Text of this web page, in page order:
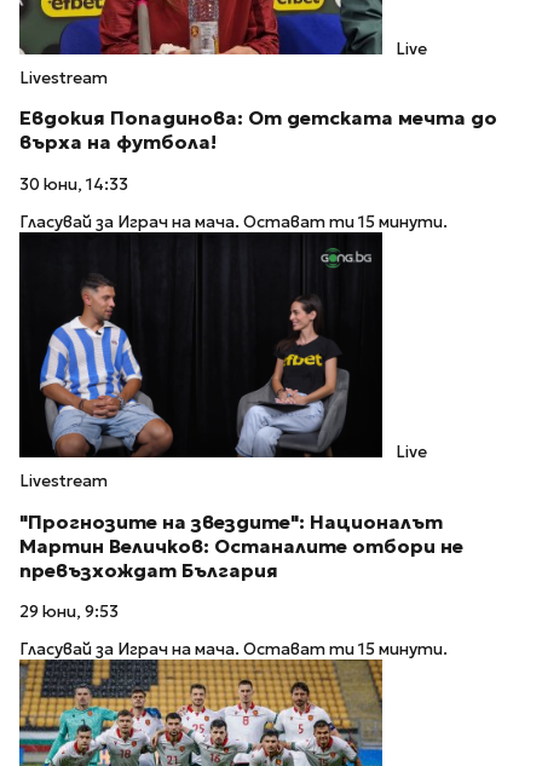
Live
Livestream
Евдокия Попадинова: От детската мечта до
върха на футбола!
30 юни, 14:33
Гласувай за Играч на мача. Остават ти 15 минути.
Live
Livestream
"Прогнозите на звездите": Националът
Мартин Величков: Останалите отбори не
превъзхождат България
29 юни, 9:53
Гласувай за Играч на мача. Остават ти 15 минути.